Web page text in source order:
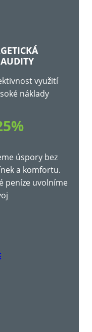
využití
náklady
úspory bez
a komfortu.
peníze uvolníme